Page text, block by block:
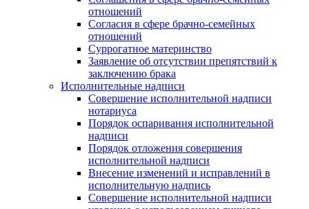
отношений
Согласия в сфере брачно-семейных
отношений
Суррогатное материнство
Заявление об отсутствии препятствий к
заключению брака
Исполнительные надписи
Совершение исполнительной надписи
нотариуса
Порядок оспаривания исполнительной
надписи
Порядок отложения совершения
исполнительной надписи
Внесение изменений и исправлений в
исполнительную надпись
Совершение исполнительной надписи